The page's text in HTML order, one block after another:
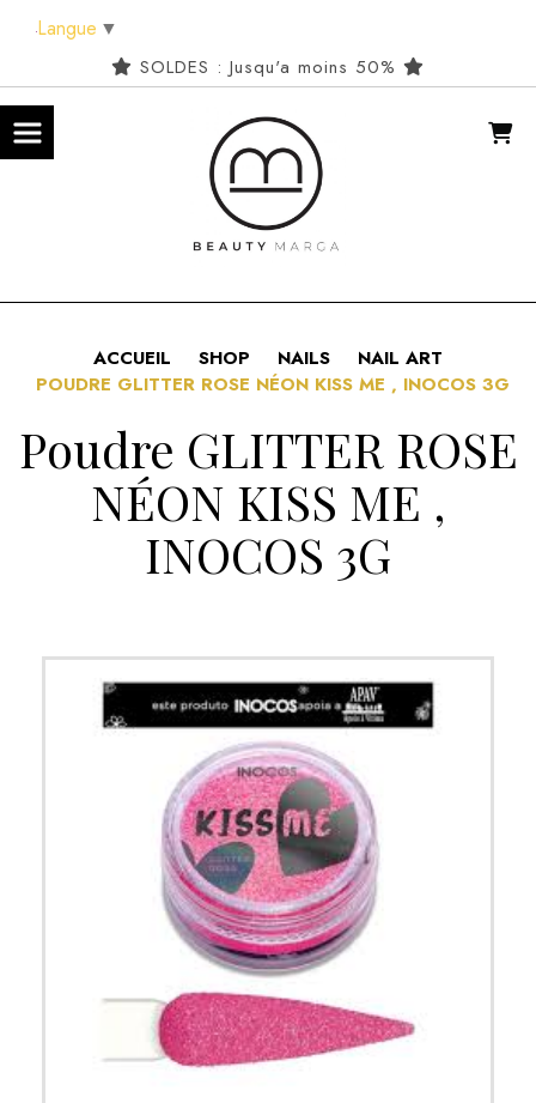
SOLDES : Jusqu'a moins 50%
ACCUEIL SHOP NAILS
NAIL ART
POUDRE GLITTER ROSE NÉON KISS ME , INOCOS 3G
Poudre GLITTER ROSE
NÉON KISS ME ,
INOCOS 3G
Langue ▼